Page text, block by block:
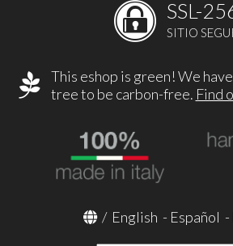
SSL-
SITIO
This eshop is green! We
tree to be carbon-free. Find
/ English - Español -